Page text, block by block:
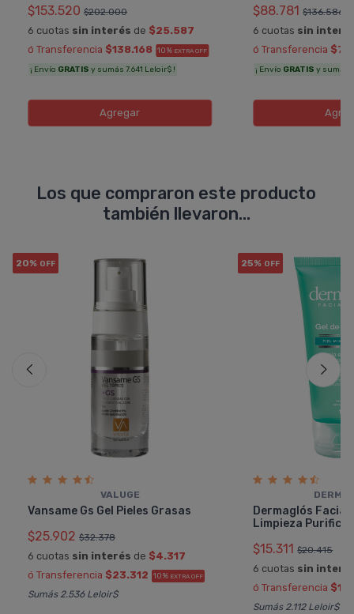
$153.520 $202.000
6 cuotas sin interés de $25.587
ó Transferencia $138.168 10% EXTRA OFF
¡ Envío GRATIS y sumás 7.641 Leloir$ !
Agregar
$88.781 $136.586
6 cuotas sin
ó Transferencia
¡ Envío GRATIS y sumás
Los que compraron este producto
también llevaron...
20% OFF
VALUGE
Vansame Gs Gel Pieles Grasas
$25.902 $32.378
6 cuotas sin interés de $4.317
ó Transferencia $23.312 10% EXTRA OFF
Sumás 2.536 Leloir$
25% OFF
Dermaglós Facial
Limpieza
$15.311 $20.415
6 cuotas sin
ó Transferencia
Sumás 2.112 Leloir$